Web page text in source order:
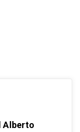
Alberto